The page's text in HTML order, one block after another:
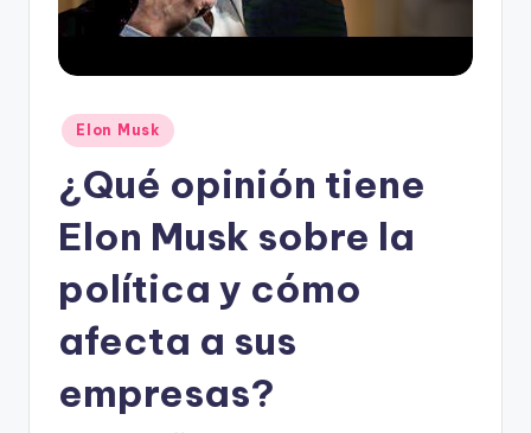
O
Publicado
en
Elon Musk
¿Qué opinión tiene
Elon Musk sobre la
política y cómo
afecta a sus
empresas?